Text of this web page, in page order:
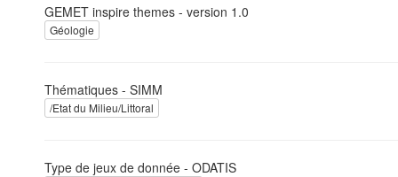
GEMET inspire themes - version 1.0
Géologie
Thématiques - SIMM
/Etat du Milieu/Littoral
Type de jeux de donnée - ODATIS